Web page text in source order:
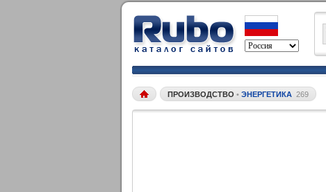
ПРОИЗВОДСТВО • ЭНЕРГЕТИКА 269